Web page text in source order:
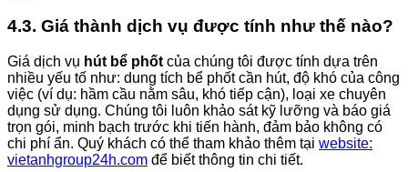
4.3. Giá thành dịch vụ được tính như thế nào?
Giá dịch vụ hút bể phốt của chúng tôi được tính dựa trên
nhiều yếu tố như: dung tích bể phốt cần hút, độ khó của công
việc (ví dụ: hầm cầu nằm sâu, khó tiếp cận), loại xe chuyên
dụng sử dụng. Chúng tôi luôn khảo sát kỹ lưỡng và báo giá
trọn gói, minh bạch trước khi tiến hành, đảm bảo không có
chi phí ẩn. Quý khách có thể tham khảo thêm tại website:
vietanhgroup24h.com để biết thông tin chi tiết.